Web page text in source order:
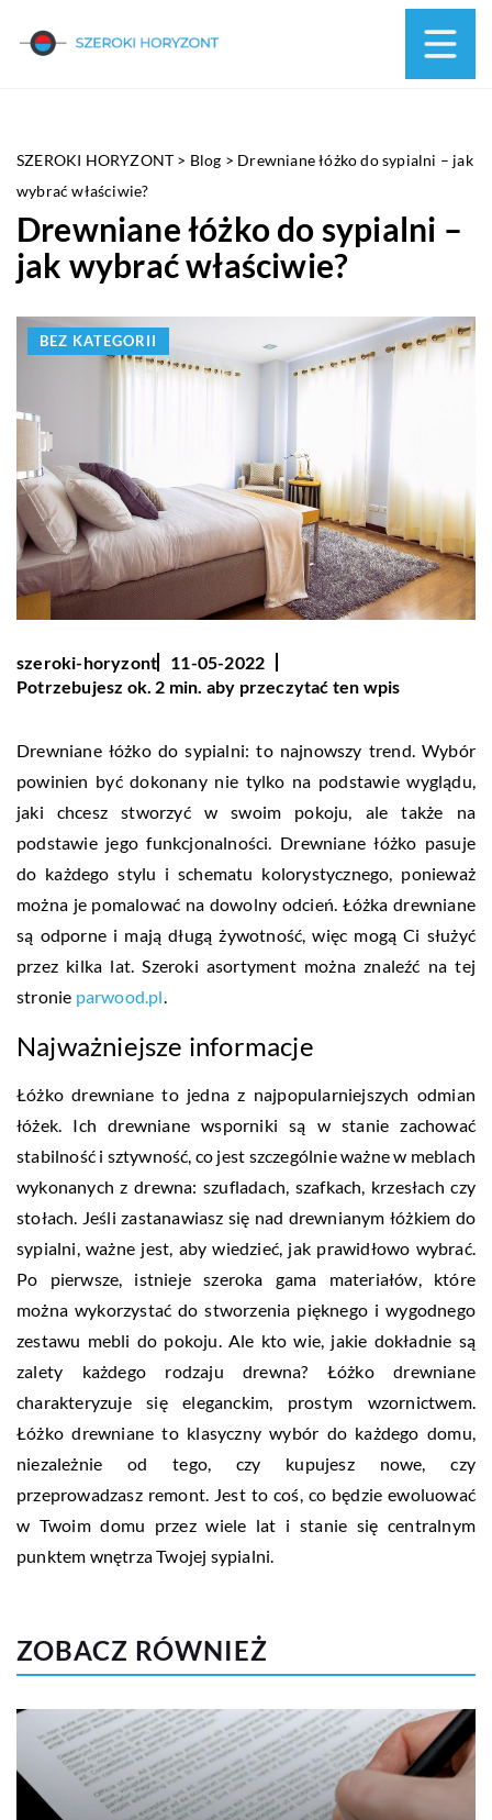
SZEROKI HORYZONT > Blog > Drewniane łóżko do sypialni – jak
wybrać właściwie?
Drewniane łóżko do sypialni –
jak wybrać właściwie?
BEZ KATEGORII
szeroki-horyzont
11-05-2022
Potrzebujesz ok. 2 min. aby przeczytać ten wpis
Drewniane łóżko do sypialni: to najnowszy trend. Wybór
powinien być dokonany nie tylko na podstawie wyglądu,
jaki chcesz stworzyć w swoim pokoju, ale także na
podstawie jego funkcjonalności. Drewniane łóżko pasuje
do każdego stylu i schematu kolorystycznego, ponieważ
można je pomalować na dowolny odcień. Łóżka drewniane
są odporne i mają długą żywotność, więc mogą Ci służyć
przez kilka lat. Szeroki asortyment można znaleźć na tej
stronie parwood.pl
Najważniejsze informacje
Łóżko drewniane to jedna z najpopularniejszych odmian
łóżek. Ich drewniane wsporniki są w stanie zachować
stabilność i sztywność, co jest szczególnie ważne w meblach
wykonanych z drewna: szufladach, szafkach, krzesłach czy
stołach. Jeśli zastanawiasz się nad drewnianym łóżkiem do
sypialni, ważne jest, aby wiedzieć, jak prawidłowo wybrać.
Po pierwsze, istnieje szeroka gama materiałów, które
można wykorzystać do stworzenia pięknego i wygodnego
zestawu mebli do pokoju. Ale kto wie, jakie dokładnie są
zalety każdego rodzaju drewna? Łóżko drewniane
charakteryzuje się eleganckim, prostym wzornictwem.
Łóżko drewniane to klasyczny wybór do każdego domu,
niezależnie od tego, czy kupujesz nowe, czy
przeprowadzasz remont. Jest to coś, co będzie ewoluować
w Twoim domu przez wiele lat i stanie się centralnym
punktem wnętrza Twojej sypialni.
ZOBACZ RÓWNIEŻ